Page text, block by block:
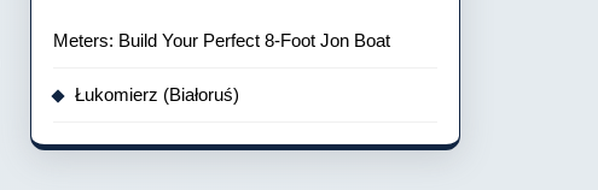
Meters: Build Your Perfect 8-Foot Jon Boat
Łukomierz (Białoruś)